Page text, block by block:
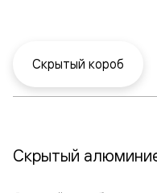
Скрытый короб
Скрытый